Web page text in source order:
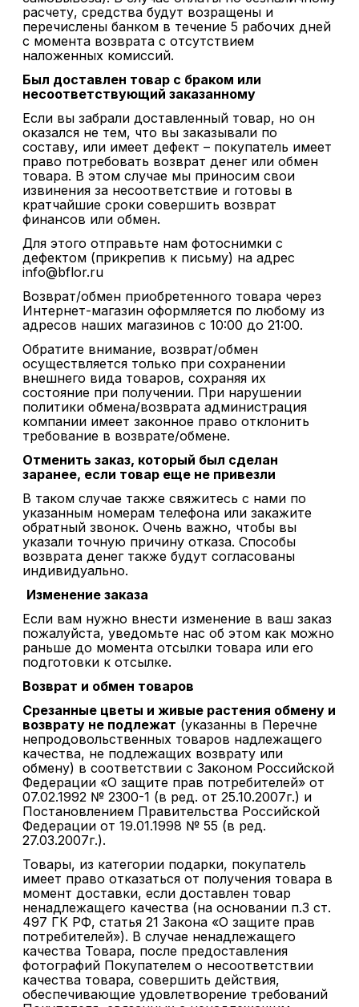
расчету, средства будут возращены и
перечислены банком в течение 5 рабочих дней
с момента возврата с отсутствием
наложенных комиссий.
Был доставлен товар с браком или
несоответствующий заказанному
Если вы забрали доставленный товар, но он
оказался не тем, что вы заказывали по
составу, или имеет дефект – покупатель имеет
право потребовать возврат денег или обмен
товара. В этом случае мы приносим свои
извинения за несоответствие и готовы в
кратчайшие сроки совершить возврат
финансов или обмен.
Для этого отправьте нам фотоснимки с
дефектом (прикрепив к письму) на адрес
info@bflor.ru
Возврат/обмен приобретенного товара через
Интернет-магазин оформляется по любому из
адресов наших магазинов с 10:00 до 21:00.
Обратите внимание, возврат/обмен
осуществляется только при сохранении
внешнего вида товаров, сохраняя их
состояние при получении. При нарушении
политики обмена/возврата администрация
компании имеет законное право отклонить
требование в возврате/обмене.
Отменить заказ, который был сделан
заранее, если товар еще не привезли
В таком случае также свяжитесь с нами по
указанным номерам телефона или закажите
обратный звонок. Очень важно, чтобы вы
указали точную причину отказа. Способы
возврата денег также будут согласованы
индивидуально.
Изменение заказа
Если вам нужно внести изменение в ваш заказ
пожалуйста, уведомьте нас об этом как можно
раньше до момента отсылки товара или его
подготовки к отсылке.
Возврат и обмен товаров
Срезанные цветы и живые растения обмену и
возврату не подлежат (указанны в Перечне
непродовольственных товаров надлежащего
качества, не подлежащих возврату или
обмену) в соответствии с Законом Российской
Федерации «О защите прав потребителей» от
07.02.1992 № 2300-1 (в ред. от 25.10.2007г.) и
Постановлением Правительства Российской
Федерации от 19.01.1998 № 55 (в ред.
27.03.2007г.).
Товары, из категории подарки, покупатель
имеет право отказаться от получения товара в
момент доставки, если доставлен товар
ненадлежащего качества (на основании п.3 ст.
497 ГК РФ, статья 21 Закона «О защите прав
потребителей»). В случае ненадлежащего
качества Товара, после предоставления
фотографий Покупателем о несоответствии
качества товара, совершить действия,
обеспечивающие удовлетворение требований